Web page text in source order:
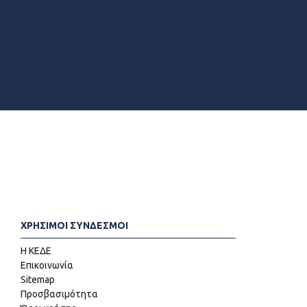
ΧΡΗΣΙΜΟΙ ΣΥΝΔΕΣΜΟΙ
Η ΚΕΔΕ
Επικοινωνία
Sitemap
Προσβασιμότητα